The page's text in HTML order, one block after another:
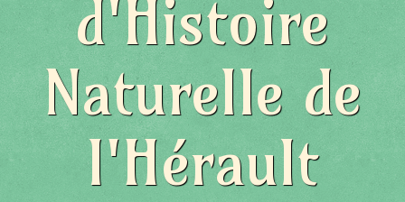
d'Histoire
Naturelle de
l'Hérault